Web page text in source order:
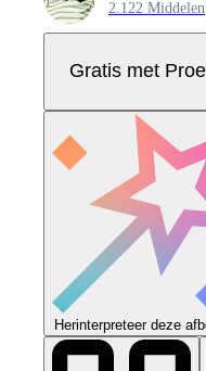
2.122 Middelen
Gratis met
Herinterpreteer deze